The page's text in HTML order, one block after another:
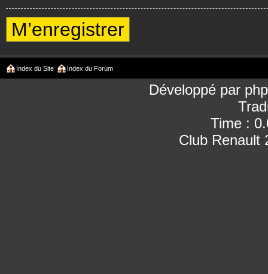
M’enregistrer
Index du Site Index du Forum
Développé par
Time :
Club Renault